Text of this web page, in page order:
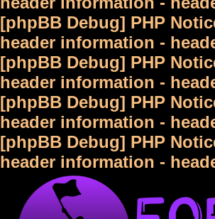
[phpBB Debug] PHP
header information -
[phpBB Debug] PHP
header information -
[phpBB Debug] PHP
header information -
[phpBB Debug] PHP
header information -